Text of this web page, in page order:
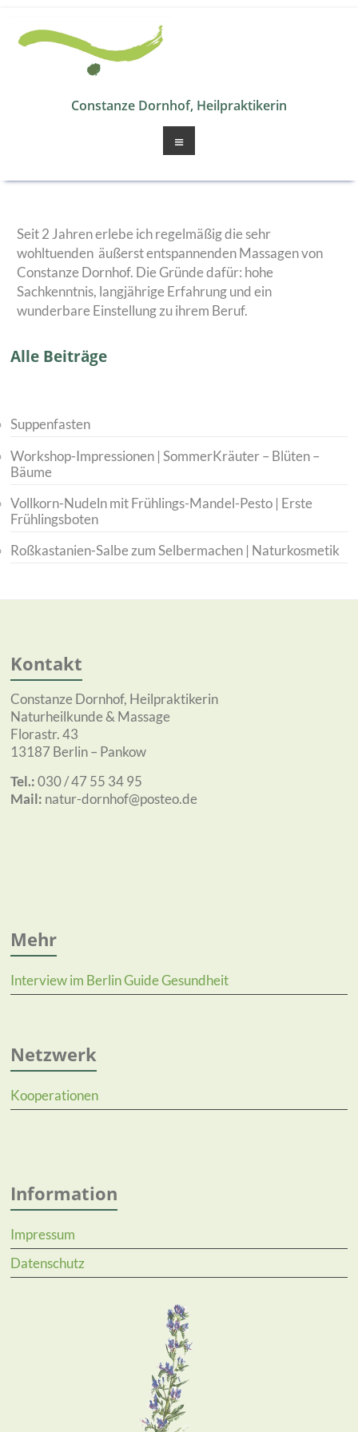
Inhalt
springen
Constanze Dornhof, Heilpraktikerin
Seit 2 Jahren erlebe ich regelmäßig die sehr
wohltuenden äußerst entspannenden Massagen von
Constanze Dornhof. Die Gründe dafür: hohe
Sachkenntnis, langjährige Erfahrung und ein
wunderbare Einstellung zu ihrem Beruf.
Alle Beiträge
Suppenfasten
Workshop-Impressionen | SommerKräuter – Blüten –
Bäume
Vollkorn-Nudeln mit Frühlings-Mandel-Pesto | Erste
Frühlingsboten
Roßkastanien-Salbe zum Selbermachen | Naturkosmetik
Kontakt
Constanze Dornhof, Heilpraktikerin
Naturheilkunde & Massage
Florastr. 43
13187 Berlin – Pankow
Tel.:030 / 47 55 34 95
Mail: natur-dornhof@posteo.de
Mehr
Interview im Berlin Guide Gesundheit
Netzwerk
Kooperationen
Information
Impressum
Datenschutz